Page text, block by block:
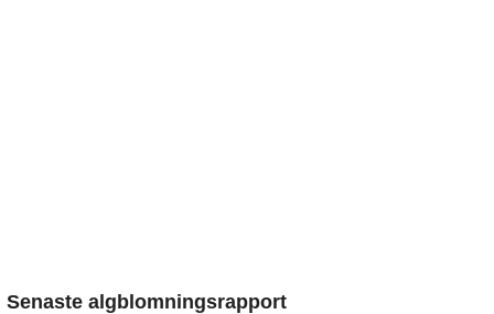
Senaste algblomningsrapport